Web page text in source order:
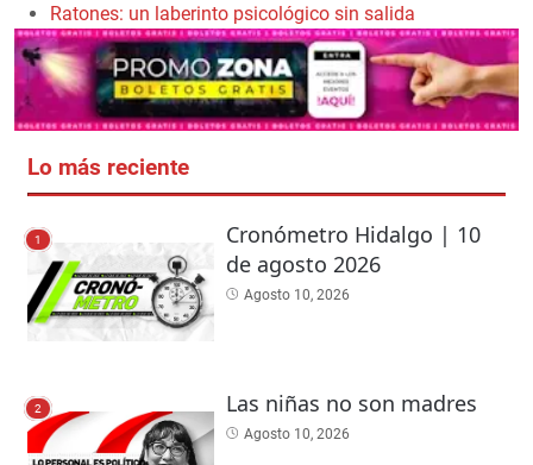
Ratones: un laberinto psicológico sin salida
Lo más reciente
1
Cronómetro Hidalgo | 10
de agosto 2026
Agosto 10, 2026
2 Las niñas no son madres
Agosto 10, 2026